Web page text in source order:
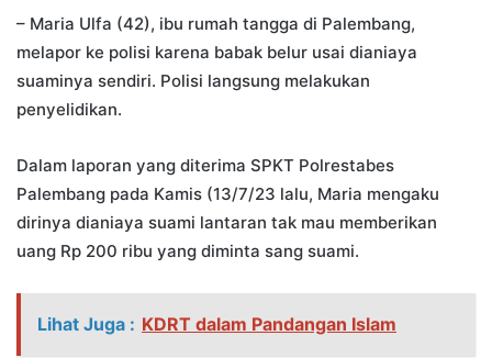
– Maria Ulfa (42), ibu rumah tangga di Palembang,
melapor ke polisi karena babak belur usai dianiaya
suaminya sendiri. Polisi langsung melakukan
penyelidikan.
Dalam laporan yang diterima SPKT Polrestabes
Palembang pada Kamis (13/7/23 lalu, Maria mengaku
dirinya dianiaya suami lantaran tak mau memberikan
uang Rp 200 ribu yang diminta sang suami.
Lihat Juga : KDRT dalam Pandangan Islam